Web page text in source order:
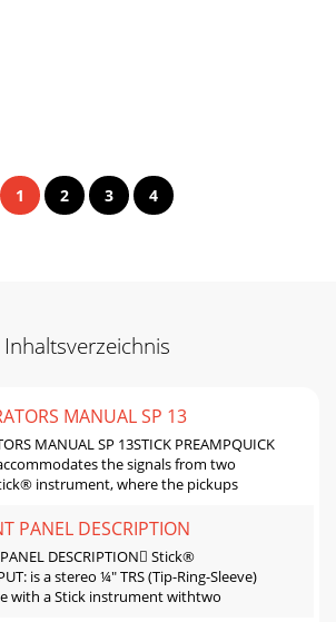
1 2 3 4
Inhaltsverzeichnis
MANUAL SP 13
MANUAL SP 13STICK PREAMPQUICK
accommodates the signals from two
instrument, where the pickups
PANEL DESCRIPTION
DESCRIPTION Stick®
is a stereo ¼" TRS (Tip-Ring-Sleeve)
with a Stick instrument withtwo